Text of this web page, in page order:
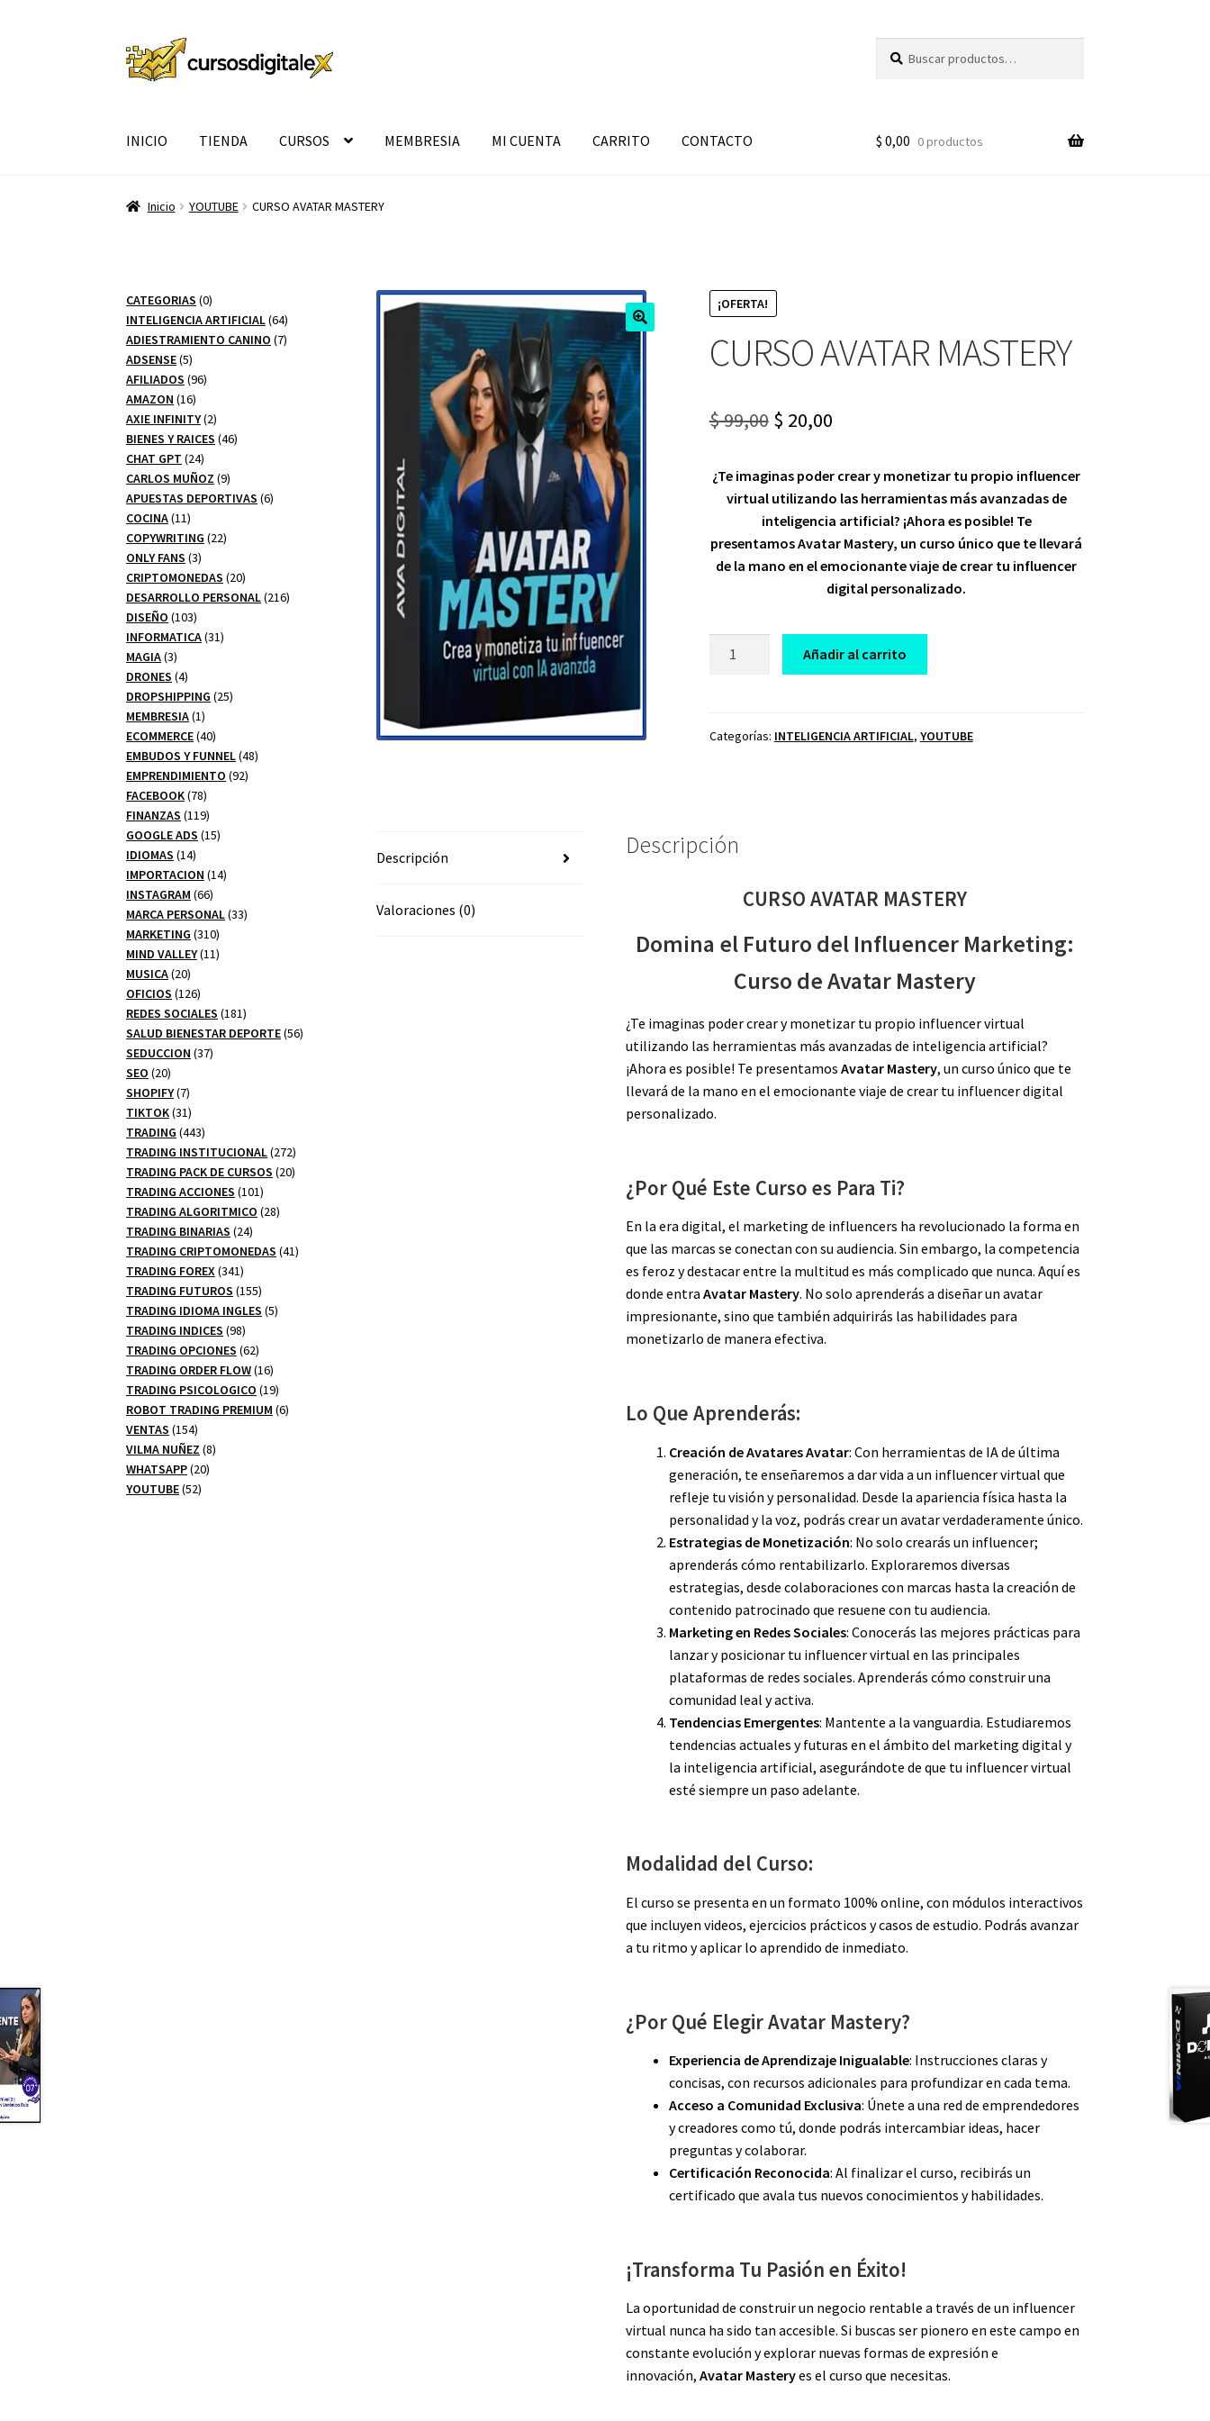
Ir
a
Ir
al
por:
INICIO TIENDA CURSOS MEMBRESIA MI CUENTA CARRITO CONTACTO $ 0,00 0 productos
Inicio YOUTUBE CURSO AVATAR MASTERY
¡OFERTA!
CURSO AVATAR MASTERY
$99,00 Original
was:
$ 99,00.
$ 20,00Current
is:
$ 20,00.
¿Te imaginas poder crear y monetizar tu propio influencer
virtual utilizando las herramientas más avanzadas de
inteligencia artificial? ¡Ahora es posible! Te
presentamos Avatar Mastery, un curso único que te llevará
de la mano en el emocionante viaje de crear tu influencer
digital personalizado.
Añadir al carrito
Categorías: INTELIGENCIA ARTIFICIAL, YOUTUBE
Descripción
Valoraciones (0)
Descripción
CURSO AVATAR MASTERY
Domina el Futuro del Influencer Marketing:
Curso de Avatar Mastery
¿Te imaginas poder crear y monetizar tu propio influencer virtual
utilizando las herramientas más avanzadas de inteligencia artificial?
¡Ahora es posible! Te presentamosAvatar Mastery, un curso único que te
llevará de la mano en el emocionante viaje de crear tu influencer digital
personalizado.
¿Por Qué Este Curso es Para Ti?
En la era digital, el marketing de influencers ha revolucionado la forma en
que las marcas se conectan con su audiencia. Sin embargo, la competencia
es feroz y destacar entre la multitud es más complicado que nunca. Aquí es
donde entraAvatar Mastery. No solo aprenderás a diseñar un avatar
impresionante, sino que también adquirirás las habilidades para
monetizarlo de manera efectiva.
Lo Que Aprenderás:
Creación de Avatares Avatar: Con herramientas de IA de última
generación, te enseñaremos a dar vida a un influencer virtual que
refleje tu visión y personalidad. Desde la apariencia física hasta la
personalidad y la voz, podrás crear un avatar verdaderamente único.
Estrategias de Monetización: No solo crearás un influencer;
aprenderás cómo rentabilizarlo. Exploraremos diversas
estrategias, desde colaboraciones con marcas hasta la creación de
contenido patrocinado que resuene con tu audiencia.
Marketing en Redes Sociales: Conocerás las mejores prácticas para
lanzar y posicionar tu influencer virtual en las principales
plataformas de redes sociales. Aprenderás cómo construir una
comunidad leal y activa.
Tendencias Emergentes: Mantente a la vanguardia. Estudiaremos
tendencias actuales y futuras en el ámbito del marketing digital y
la inteligencia artificial, asegurándote de que tu influencer virtual
esté siempre un paso adelante.
Modalidad del Curso:
El curso se presenta en un formato 100% online, con módulos interactivos
que incluyen videos, ejercicios prácticos y casos de estudio. Podrás avanzar
a tu ritmo y aplicar lo aprendido de inmediato.
¿Por Qué Elegir Avatar Mastery?
Experiencia de Aprendizaje Inigualable: Instrucciones claras y
concisas, con recursos adicionales para profundizar en cada tema.
Acceso a Comunidad Exclusiva: Únete a una red de emprendedores
y creadores como tú, donde podrás intercambiar ideas, hacer
preguntas y colaborar.
Certificación Reconocida: Al finalizar el curso, recibirás un
certificado que avala tus nuevos conocimientos y habilidades.
¡Transforma Tu Pasión en Éxito!
La oportunidad de construir un negocio rentable a través de un influencer
virtual nunca ha sido tan accesible. Si buscas ser pionero en este campo en
constante evolución y explorar nuevas formas de expresión e
innovación,Avatar Masteryes el curso que necesitas.
CATEGORIAS 00
productos
INTELIGENCIA ARTIFICIAL 6464
productos
ADIESTRAMIENTO CANINO 77
ADSENSE 55
productos
AFILIADOS 9696
AMAZON 1616
productos
AXIE INFINITY 22
productos
BIENES Y RAICES 4646
CHAT GPT 2424
productos
CARLOS MUÑOZ 99
productos
APUESTAS DEPORTIVAS 66
COCINA 1111
productos
COPYWRITING 2222
ONLY FANS 33
productos
CRIPTOMONEDAS 2020
productos
DESARROLLO PERSONAL 216216
DISEÑO 103103
productos
INFORMATICA 3131
MAGIA 33
productos
DRONES 44
productos
DROPSHIPPING 2525
MEMBRESIA 11
producto
ECOMMERCE 4040
productos
EMBUDOS Y FUNNEL 4848
EMPRENDIMIENTO 9292
FACEBOOK 7878
productos
FINANZAS 119119
productos
GOOGLE ADS 1515
IDIOMAS 1414
productos
IMPORTACION 1414
INSTAGRAM 6666
productos
MARCA PERSONAL 3333
MARKETING 310310
productos
MIND VALLEY 1111
MUSICA 2020
productos
OFICIOS 126126
productos
REDES SOCIALES 181181
productos
SALUD BIENESTAR DEPORTE 5656
SEDUCCION 3737
SEO 2020
productos
SHOPIFY 77
productos
TIKTOK 3131
productos
TRADING 443443
productos
TRADING INSTITUCIONAL 272272
productos
TRADING PACK DE CURSOS 2020
TRADING ACCIONES 101101
productos
TRADING ALGORITMICO 2828
TRADING BINARIAS 2424
productos
TRADING CRIPTOMONEDAS 4141
TRADING FOREX 341341
productos
TRADING FUTUROS 155155
productos
TRADING IDIOMA INGLES 55
TRADING INDICES 9898
productos
TRADING OPCIONES 6262
productos
TRADING ORDER FLOW 1616
productos
TRADING PSICOLOGICO 1919
productos
ROBOT TRADING PREMIUM 66
VENTAS 154154
productos
VILMA NUÑEZ 88
WHATSAPP 2020
YOUTUBE 5252